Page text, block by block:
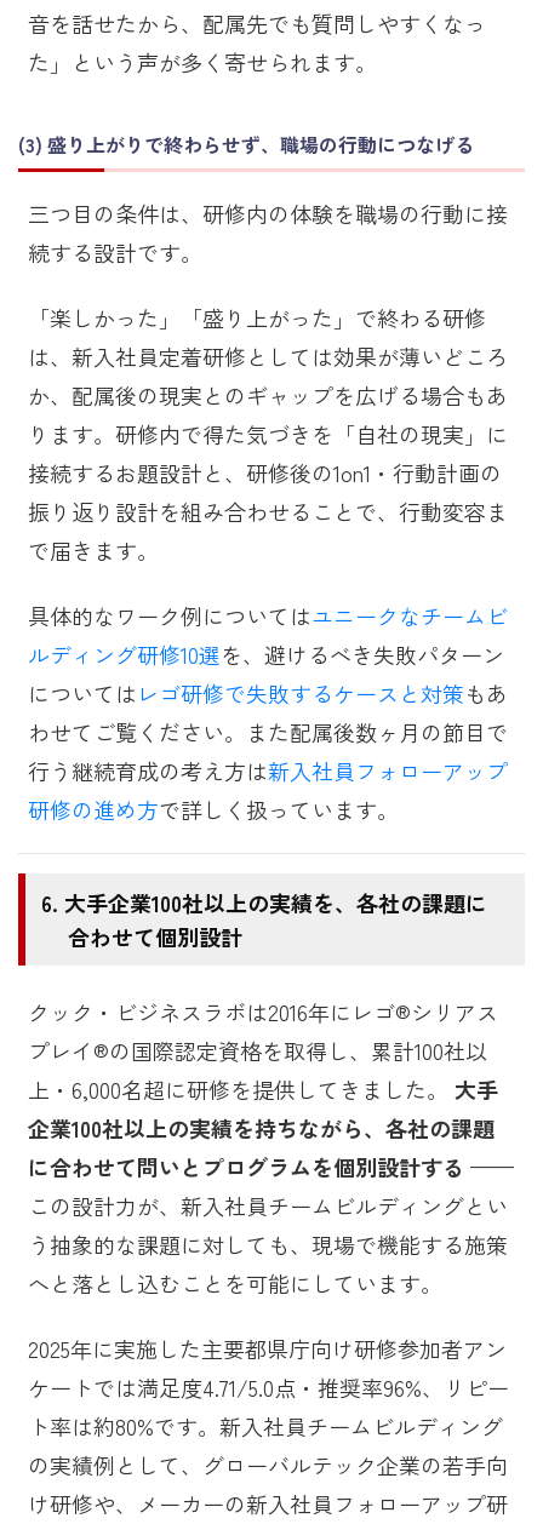
音を話せたから、配属先でも質問しやすくなっ
た」という声が多く寄せられます。
盛り上がりで終わらせず、職場の行動につなげる
三つ目の条件は、研修内の体験を職場の行動に接
続する設計です。
「楽しかった」「盛り上がった」で終わる研修
は、新入社員定着研修としては効果が薄いどころ
か、配属後の現実とのギャップを広げる場合もあ
ります。研修内で得た気づきを「自社の現実」に
接続するお題設計と、研修後の1on1・行動計画の
振り返り設計を組み合わせることで、行動変容ま
で届きます。
具体的なワーク例についてはユニークなチームビ
ルディング研修10選を、避けるべき失敗パターン
については レゴ研修で失敗するケースと対策もあ
わせてご覧ください。また配属後数ヶ月の節目で
行う継続育成の考え方は新入社員フォローアップ
研修の進め方で詳しく扱っています。
大手企業100社以上の実績を、各社の課題に
合わせて個別設計
クック・ビジネスラボは2016年にレゴ®シリアス
プレイ®の国際認定資格を取得し、累計100社以
上・6,000名超に研修を提供してきました。 大手
企業100社以上の実績を持ちながら、各社の課題
に合わせて問いとプログラムを個別設計する ——
この設計力が、新入社員チームビルディングとい
う抽象的な課題に対しても、現場で機能する施策
へと落とし込むことを可能にしています。
2025年に実施した主要都県庁向け研修参加者アン
ケートでは満足度4.71/5.0点・推奨率96%、リピー
ト率は約80%です。新入社員チームビルディング
の実績例として、グローバルテック企業の若手向
け研修や、メーカーの新入社員フォローアップ研